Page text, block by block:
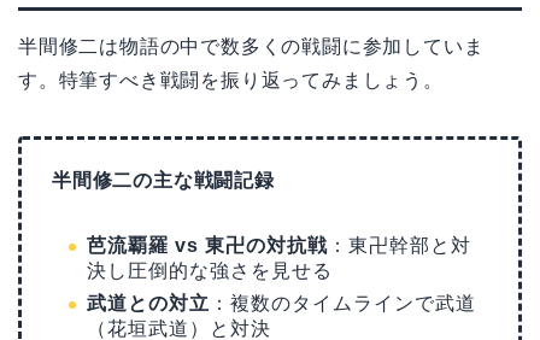
半間修二は物語の中で数多くの戦闘に参加していま
す。特筆すべき戦闘を振り返ってみましょう。
半間修二の主な戦闘記録
芭流覇羅 vs 東卍の対抗戦 ：東卍幹部と対
決し圧倒的な強さを見せる
武道との対立 ：複数のタイムラインで武道
（花垣武道）と対決